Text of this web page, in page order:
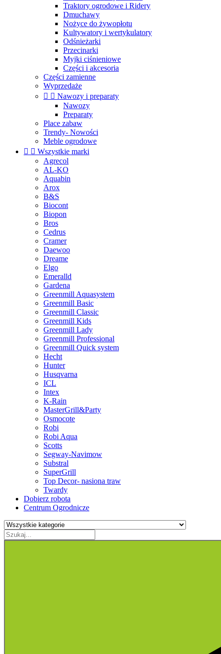
Traktory ogrodowe i Ridery
Dmuchawy
Nożyce do żywopłotu
Kultywatory i wertykulatory
Odśnieżarki
Przecinarki
Myjki ciśnieniowe
Części i akcesoria
Części zamienne
Wyprzedaże
  Nawozy i preparaty
Nawozy
Preparaty
Place zabaw
Trendy- Nowości
Meble ogrodowe
  Wszystkie marki
Agrecol
AL-KO
Aquabin
Arox
B&S
Biocont
Biopon
Bros
Cedrus
Cramer
Daewoo
Dreame
Elgo
Emeralld
Gardena
Greenmill Aquasystem
Greenmill Basic
Greenmill Classic
Greenmill Kids
Greenmill Lady
Greenmill Professional
Greenmill Quick system
Hecht
Hunter
Husqvarna
ICL
Intex
K-Rain
MasterGrill&Party
Osmocote
Robi
Robi Aqua
Scotts
Segway-Navimow
Substral
SuperGrill
Top Decor- nasiona traw
Twardy
Dobierz robota
Centrum Ogrodnicze